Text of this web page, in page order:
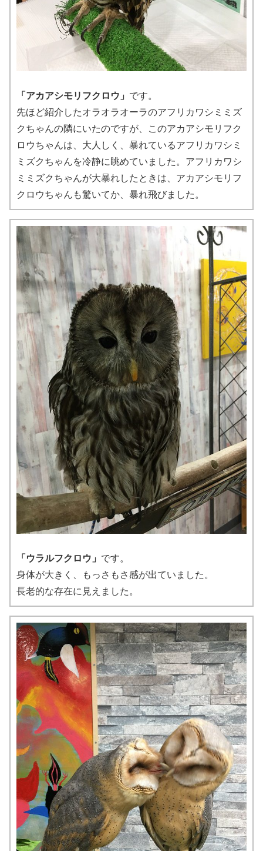
「アカアシモリフクロウ」 です。
先ほど紹介したオラオラオーラのアフリカワシミミズ
クちゃんの隣にいたのですが、このアカアシモリフク
ロウちゃんは、大人しく、暴れているアフリカワシミ
ミズクちゃんを冷静に眺めていました。アフリカワシ
ミミズクちゃんが大暴れしたときは、アカアシモリフ
クロウちゃんも驚いてか、暴れ飛びました。
「ウラルフクロウ」 です。
身体が大きく、もっさもさ感が出ていました。
長老的な存在に見えました。